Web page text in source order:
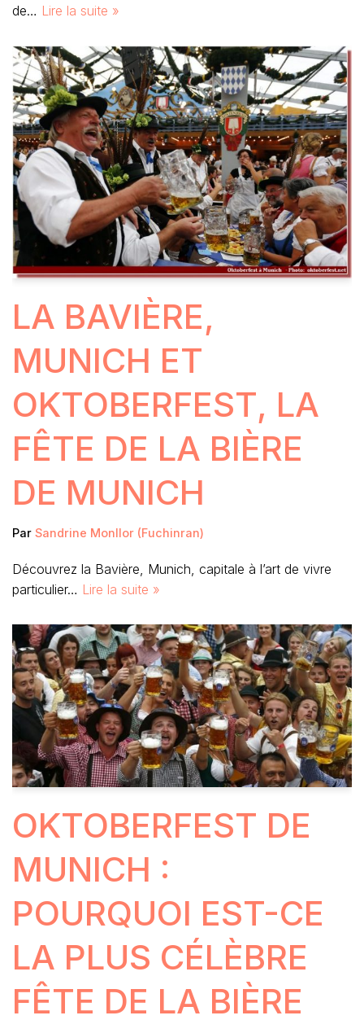
de… Lire la suite »
LA BAVIÈRE,
MUNICH ET
OKTOBERFEST, LA
FÊTE DE LA BIÈRE
DE MUNICH
Par Sandrine Monllor (Fuchinran)
Découvrez la Bavière, Munich, capitale à l’art de vivre
particulier… Lire la suite »
OKTOBERFEST DE
MUNICH :
POURQUOI EST-CE
LA PLUS CÉLÈBRE
FÊTE DE LA BIÈRE